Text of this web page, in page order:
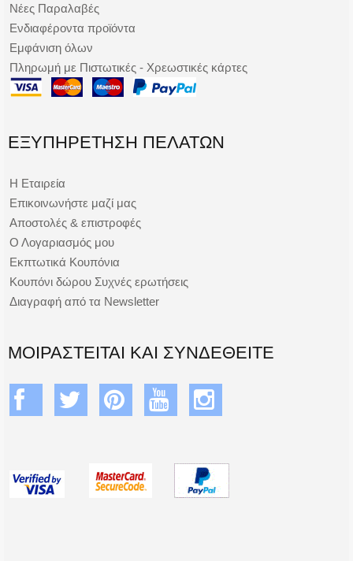
Νέες Παραλαβές
Ενδιαφέροντα προϊόντα
Εμφάνιση όλων
Πληρωμή με Πιστωτικές - Χρεωστικές κάρτες
ΕΞΥΠΗΡΈΤΗΣΗ ΠΕΛΑΤΏΝ
Η Εταιρεία
Επικοινωνήστε μαζί μας
Αποστολές & επιστροφές
Ο Λογαριασμός μου
Εκπτωτικά Κουπόνια
Κουπόνι δώρου Συχνές ερωτήσεις
Διαγραφή από τα Newsletter
ΜΟΙΡΑΣΤΕΊΤΑΙ ΚΑΙ ΣΥΝΔΕΘΕΊΤΕ